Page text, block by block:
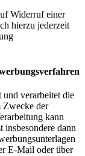
Widerruf einer
hierzu jederzeit
verarbeitet die
Zwecke der
kann
insbesondere dann
E-Mail oder über